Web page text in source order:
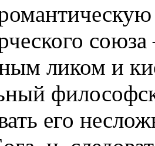
ликом и
его